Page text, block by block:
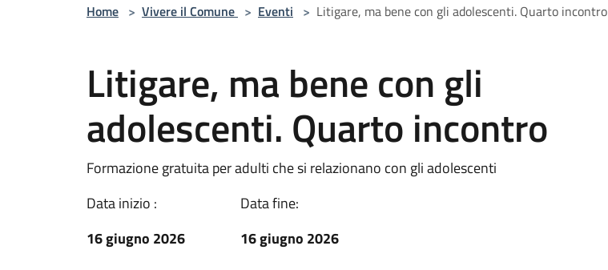
Home > Vivere il Comune > Eventi > Litigare, ma bene con gli adolescenti. Quarto incontro
Litigare, ma bene con gli
adolescenti. Quarto incontro
Formazione gratuita per adulti che si relazionano con gli adolescenti
Data inizio :
16 giugno 2026
Data fine:
16 giugno 2026